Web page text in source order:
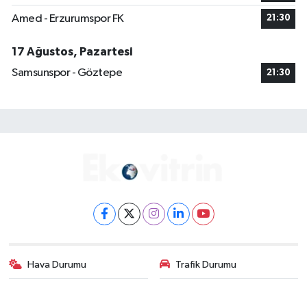
Amed - Erzurumspor FK 21:30
17 Ağustos, Pazartesi
Samsunspor - Göztepe
21:30
Hava Durumu Trafik Durumu